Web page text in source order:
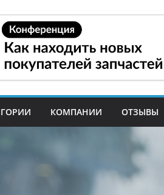
КОМПАНИИ ОТЗЫВЫ